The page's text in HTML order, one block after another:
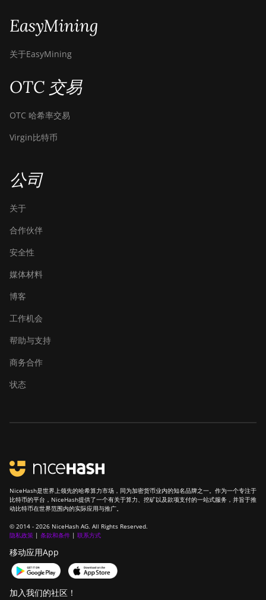
Canaan Avalon Q
Canaan AvalonMiner 1047
Canaan Creative Avalon 1126 Pro
Canaan Creative Avalon 1146 Pro
Canaan Creative Avalon 1166 Pro
ElphaPex DG 1
ElphaPex DG2
ElphaPex DG2+
FusionSilicon X2
FusionSilicon X7
Goldshell AL-BOX
Goldshell AL-BOX II
EasyMining
关于EasyMining
OTC 交易
OTC 哈希率交易
Virgin比特币
公司
关于
合作伙伴
安全性
媒体材料
博客
工作机会
帮助与支持
商务合作
状态
NiceHash是世界上领先的哈希算力市场，同为加密货币业内的知名品牌之一。作为一个专注于
比特币的平台，NiceHash提供了一个有关于算力、挖矿以及款项支付的一站式服务，并旨于推
动比特币在世界范围内的实际应用与推广。
© 2014 - 2026 NiceHash AG. All Rights Reserved.
隐私政策 | 条款和条件 | 联系方式
移动应用App
加入我们的社区！